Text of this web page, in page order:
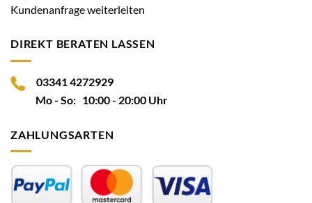
Kundenanfrage weiterleiten
DIREKT BERATEN LASSEN
03341 4272929
Mo - So: 10:00 - 20:00 Uhr
ZAHLUNGSARTEN